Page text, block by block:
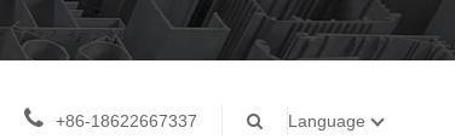
+86-18622667337 Language